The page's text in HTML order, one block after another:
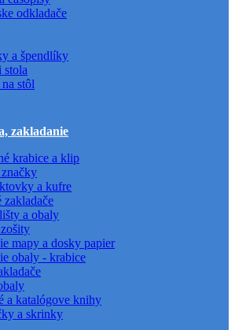
odkladače
a špendlíky
stola
stôl
zakladanie
krabice a klip
a kufre
a obaly
mapy a dosky papier
obaly - krabice
a katalógove knihy
a skrinky